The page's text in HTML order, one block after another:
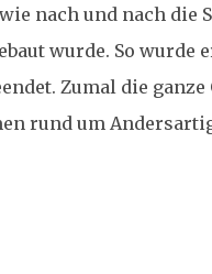
nach und nach die
wurde. So wurde
Zumal die
rund um